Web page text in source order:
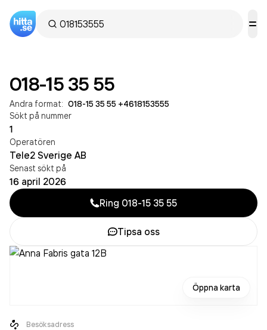
018-15 35 55
Andra format: 018-15 35 55 +4618153555
Sökt på nummer
1
Operatören
Tele2 Sverige AB
Senast sökt på
16 april 2026
Ring 018-15 35 55
Tipsa oss
Öppna karta
Besöksadress